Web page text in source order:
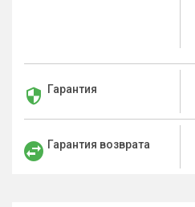
Гарантия
Гарантия возврата